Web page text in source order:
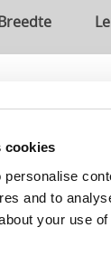
cookies
and to
your use